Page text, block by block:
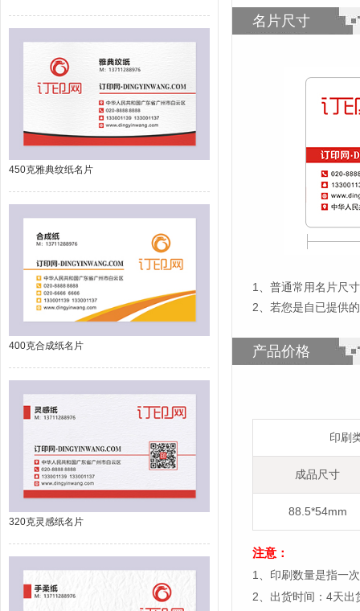
450克雅典纹纸名片
400克合成纸名片
320克灵感纸名片
名片尺寸
1
普通常用名片尺
2、若您是自已提供
产品价格
印刷
成品尺寸
88.5*54mm
注意：
1、印刷数量是指一
2、出货时间：4天出